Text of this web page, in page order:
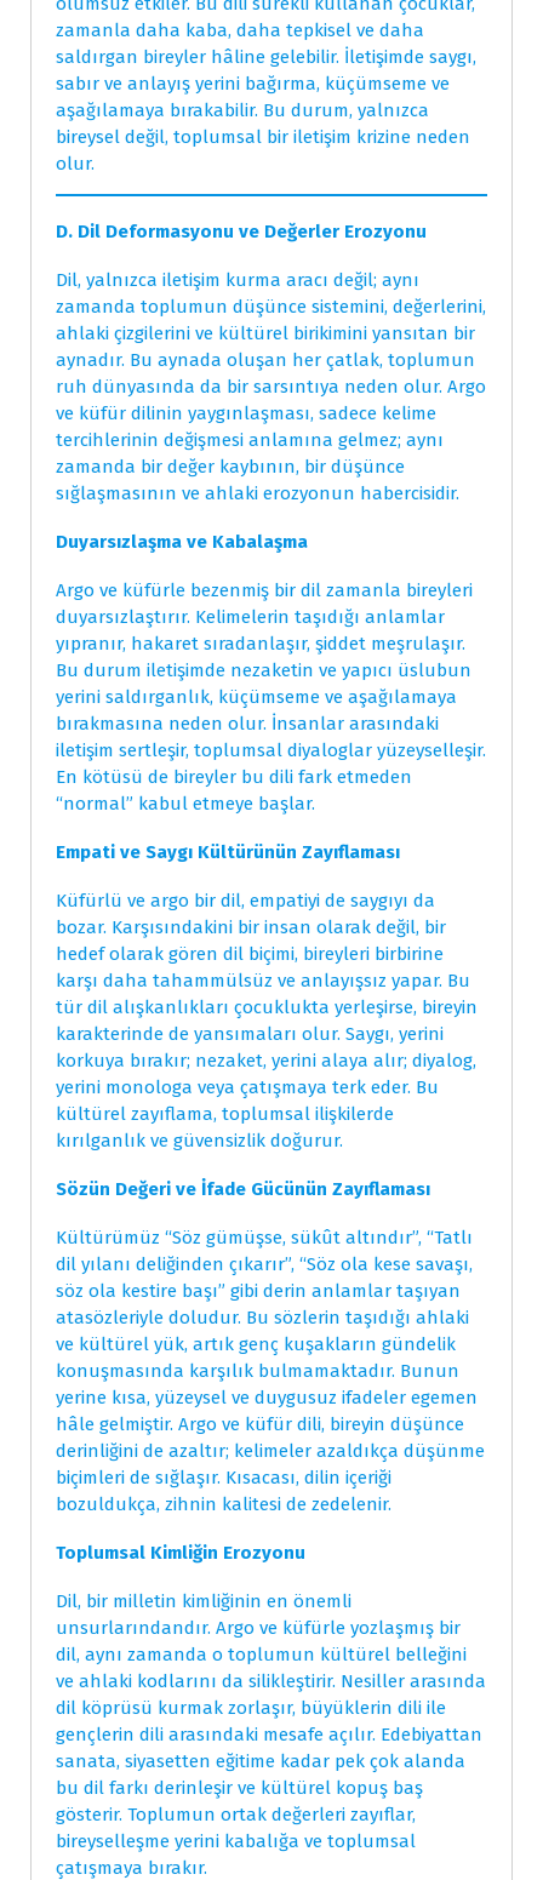
zamanla daha kaba, daha tepkisel ve daha
saldırgan bireyler hâline gelebilir. İletişimde saygı,
sabır ve anlayış yerini bağırma, küçümseme ve
aşağılamaya bırakabilir. Bu durum, yalnızca
bireysel değil, toplumsal bir iletişim krizine neden
olur.
D. Dil Deformasyonu ve Değerler Erozyonu
Dil, yalnızca iletişim kurma aracı değil; aynı
zamanda toplumun düşünce sistemini, değerlerini,
ahlaki çizgilerini ve kültürel birikimini yansıtan bir
aynadır. Bu aynada oluşan her çatlak, toplumun
ruh dünyasında da bir sarsıntıya neden olur. Argo
ve küfür dilinin yaygınlaşması, sadece kelime
tercihlerinin değişmesi anlamına gelmez; aynı
zamanda bir değer kaybının, bir düşünce
sığlaşmasının ve ahlaki erozyonun habercisidir.
Duyarsızlaşma ve Kabalaşma
Argo ve küfürle bezenmiş bir dil zamanla bireyleri
duyarsızlaştırır. Kelimelerin taşıdığı anlamlar
yıpranır, hakaret sıradanlaşır, şiddet meşrulaşır.
Bu durum iletişimde nezaketin ve yapıcı üslubun
yerini saldırganlık, küçümseme ve aşağılamaya
bırakmasına neden olur. İnsanlar arasındaki
iletişim sertleşir, toplumsal diyaloglar yüzeyselleşir.
En kötüsü de bireyler bu dili fark etmeden
“normal” kabul etmeye başlar.
Empati ve Saygı Kültürünün Zayıflaması
Küfürlü ve argo bir dil, empatiyi de saygıyı da
bozar. Karşısındakini bir insan olarak değil, bir
hedef olarak gören dil biçimi, bireyleri birbirine
karşı daha tahammülsüz ve anlayışsız yapar. Bu
tür dil alışkanlıkları çocuklukta yerleşirse, bireyin
karakterinde de yansımaları olur. Saygı, yerini
korkuya bırakır; nezaket, yerini alaya alır; diyalog,
yerini monologa veya çatışmaya terk eder. Bu
kültürel zayıflama, toplumsal ilişkilerde
kırılganlık ve güvensizlik doğurur.
Sözün Değeri ve İfade Gücünün Zayıflaması
Kültürümüz “Söz gümüşse, sükût altındır”, “Tatlı
dil yılanı deliğinden çıkarır”, “Söz ola kese savaşı,
söz ola kestire başı” gibi derin anlamlar taşıyan
atasözleriyle doludur. Bu sözlerin taşıdığı ahlaki
ve kültürel yük, artık genç kuşakların gündelik
konuşmasında karşılık bulmamaktadır. Bunun
yerine kısa, yüzeysel ve duygusuz ifadeler egemen
hâle gelmiştir. Argo ve küfür dili, bireyin düşünce
derinliğini de azaltır; kelimeler azaldıkça düşünme
biçimleri de sığlaşır. Kısacası, dilin içeriği
bozuldukça, zihnin kalitesi de zedelenir.
Toplumsal Kimliğin Erozyonu
Dil, bir milletin kimliğinin en önemli
unsurlarındandır. Argo ve küfürle yozlaşmış bir
dil, aynı zamanda o toplumun kültürel belleğini
ve ahlaki kodlarını da silikleştirir. Nesiller arasında
dil köprüsü kurmak zorlaşır, büyüklerin dili ile
gençlerin dili arasındaki mesafe açılır. Edebiyattan
sanata, siyasetten eğitime kadar pek çok alanda
bu dil farkı derinleşir ve kültürel kopuş baş
gösterir. Toplumun ortak değerleri zayıflar,
bireyselleşme yerini kabalığa ve toplumsal
çatışmaya bırakır.